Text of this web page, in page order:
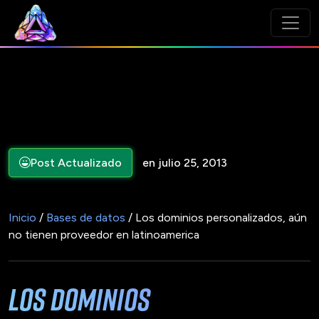
Post Actualizado en julio 25, 2013
Inicio / Bases de datos / Los dominios personalizados, aún
no tienen proveedor en latinoamerica
Los dominios